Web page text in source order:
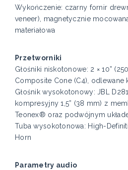
Wykończenie: czarny fornir
veneer), magnetycznie
materiałowa
Przetworniki
Głośniki niskotonowe: 2 × 10”
Composite Cone (C4), odlewane
Głośnik wysokotonowy: JBL
kompresyjny 1,5” (38 mm) z
Teonex® oraz podwójnym
Tuba wysokotonowa: High-
Horn
Parametry audio